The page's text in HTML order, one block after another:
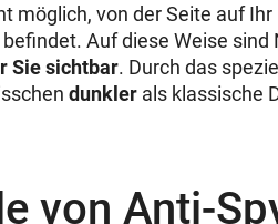
möglich, von der Seite auf Ihr
Auf diese Weise
Sie sichtbar. Durch das
dunkler als klassische
von Anti-